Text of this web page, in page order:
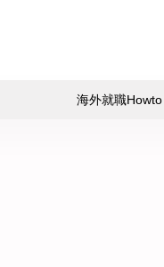
海外就職Howto